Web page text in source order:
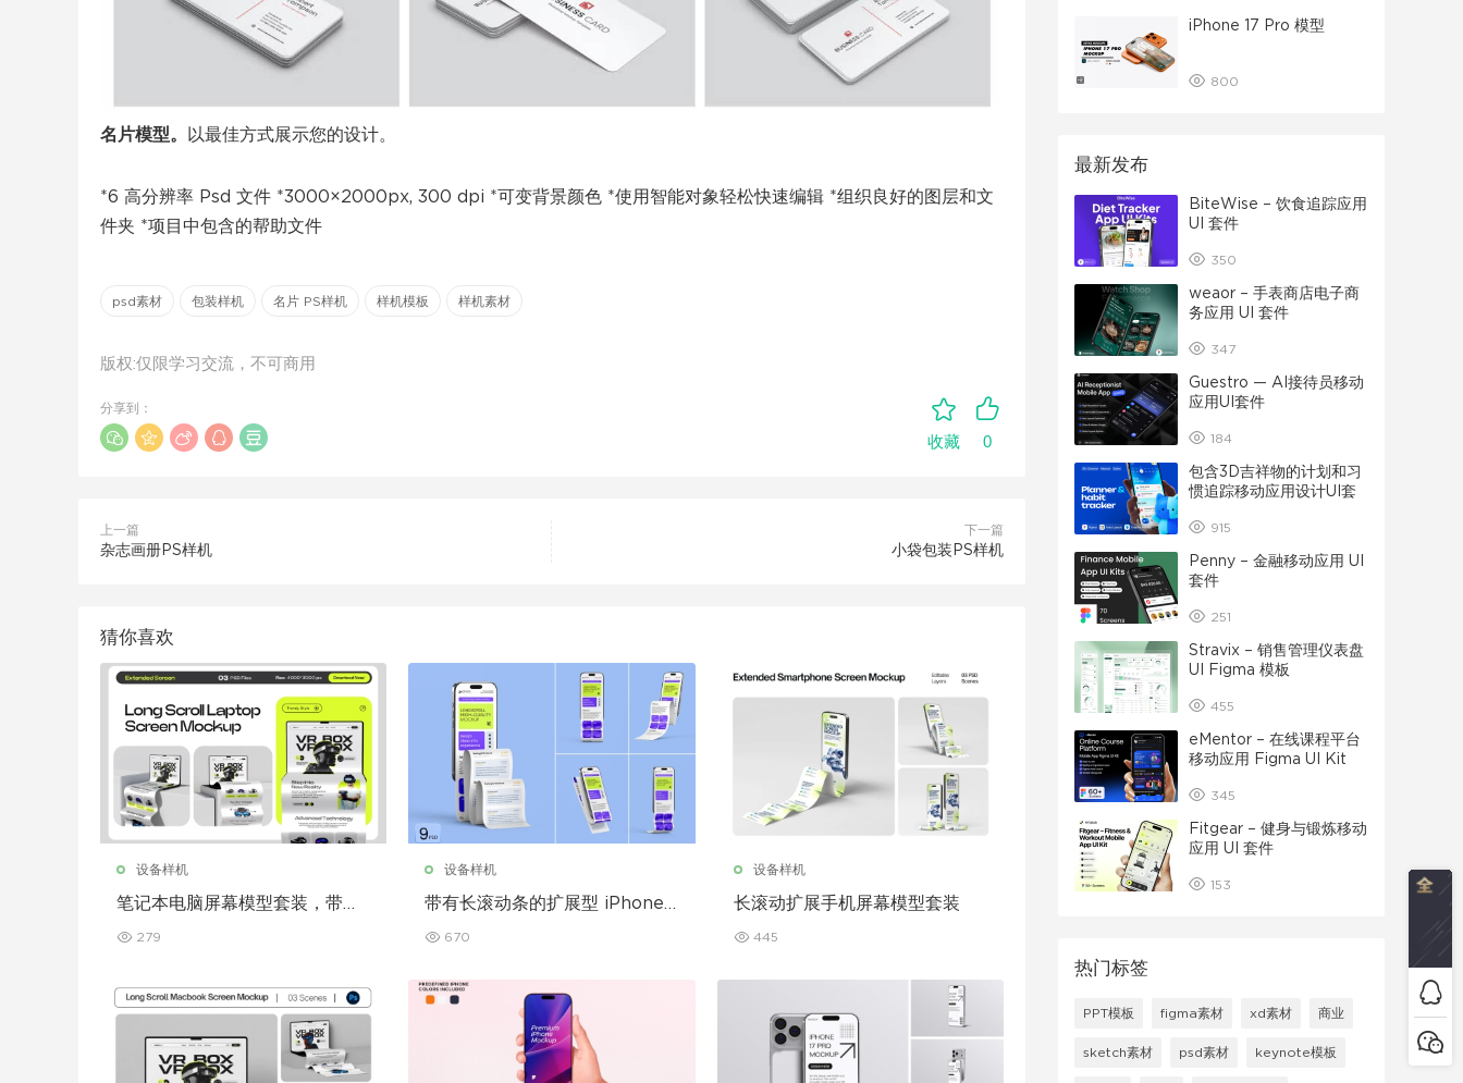
名片模型。 以最佳方式展示您的设计。
*6 高分辨率 Psd 文件 *3000×2000px, 300 dpi *可变背景颜色 *使用智能对象轻松快速编辑 *组织良好的图层和文
件夹 *项目中包含的帮助文件
psd素材 包装样机 名片 PS样机 样机模板 样机素材
版权:仅限学习交流，不可商用
收藏 0
分享到：
上一篇
杂志画册PS样机
下一篇
小袋包装PS样机
猜你喜欢
设备样机
笔记本电脑屏幕模型套装，带加
279
设备样机
带有长滚动条的扩展型 iPhone
670
设备样机
长滚动扩展手机屏幕模型套装
445
iPhone 17 Pro 模型
800
最新发布
BiteWise – 饮食追踪应用
UI 套件
350
weaor – 手表商店电子商
务应用 UI 套件
347
Guestro — AI接待员移动
应用UI套件
184
包含3D吉祥物的计划和习
惯追踪移动应用设计UI套
915
Penny – 金融移动应用 UI
套件
251
Stravix – 销售管理仪表盘
UI Figma 模板
455
eMentor – 在线课程平台
移动应用 Figma UI Kit
345
Fitgear – 健身与锻炼移动
应用 UI 套件
153
热门标签
PPT模板 figma素材 xd素材 商业
sketch素材 psd素材 keynote模板